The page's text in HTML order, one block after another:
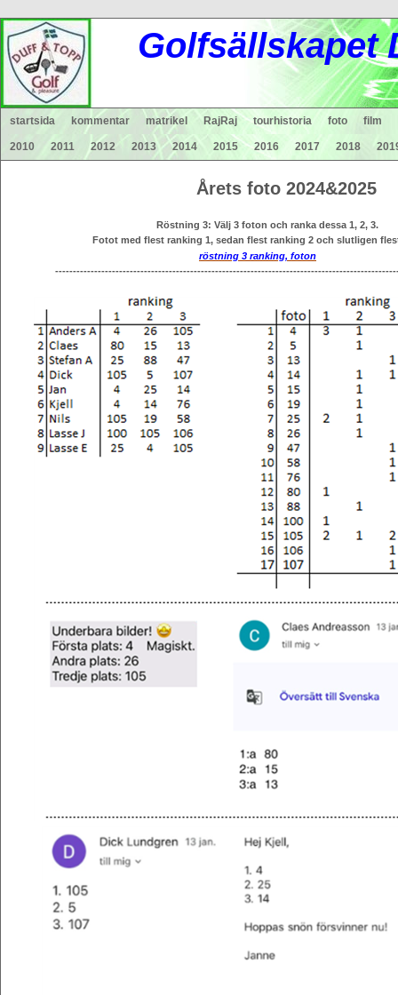
Golfsällskapet
startsida kommentar matrikel RajRaj tourhistoria foto film
2010 2011 2012 2013 2014 2015 2016 2017 2018
Årets foto 2024&2025
Röstning 3: Välj 3 foton och ranka dessa 1, 2, 3.
Fotot med flest ranking 1, sedan flest ranking 2 och slutligen
röstning 3 ranking, foton